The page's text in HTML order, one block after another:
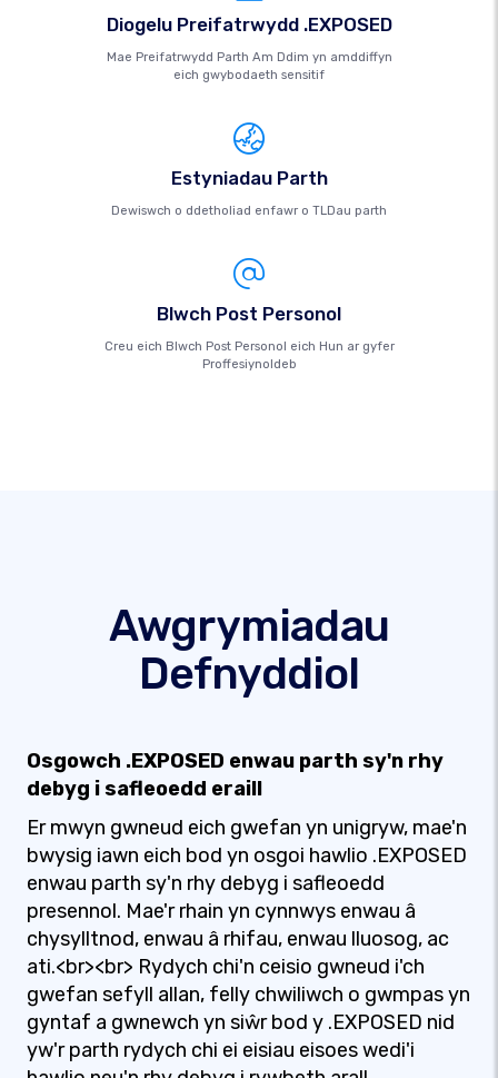
Diogelu Preifatrwydd .EXPOSED
Mae Preifatrwydd Parth Am Ddim yn amddiffyn
eich gwybodaeth sensitif
Estyniadau Parth
Dewiswch o ddetholiad enfawr o TLDau parth
Blwch Post Personol
Creu eich Blwch Post Personol eich Hun ar gyfer
Proffesiynoldeb
Awgrymiadau
Defnyddiol
Osgowch .EXPOSED enwau parth sy'n rhy
debyg i safleoedd eraill
Er mwyn gwneud eich gwefan yn unigryw, mae'n
bwysig iawn eich bod yn osgoi hawlio .EXPOSED
enwau parth sy'n rhy debyg i safleoedd
presennol. Mae'r rhain yn cynnwys enwau â
chysylltnod, enwau â rhifau, enwau lluosog, ac
ati.<br><br> Rydych chi'n ceisio gwneud i'ch
gwefan sefyll allan, felly chwiliwch o gwmpas yn
gyntaf a gwnewch yn siŵr bod y .EXPOSED nid
yw'r parth rydych chi ei eisiau eisoes wedi'i